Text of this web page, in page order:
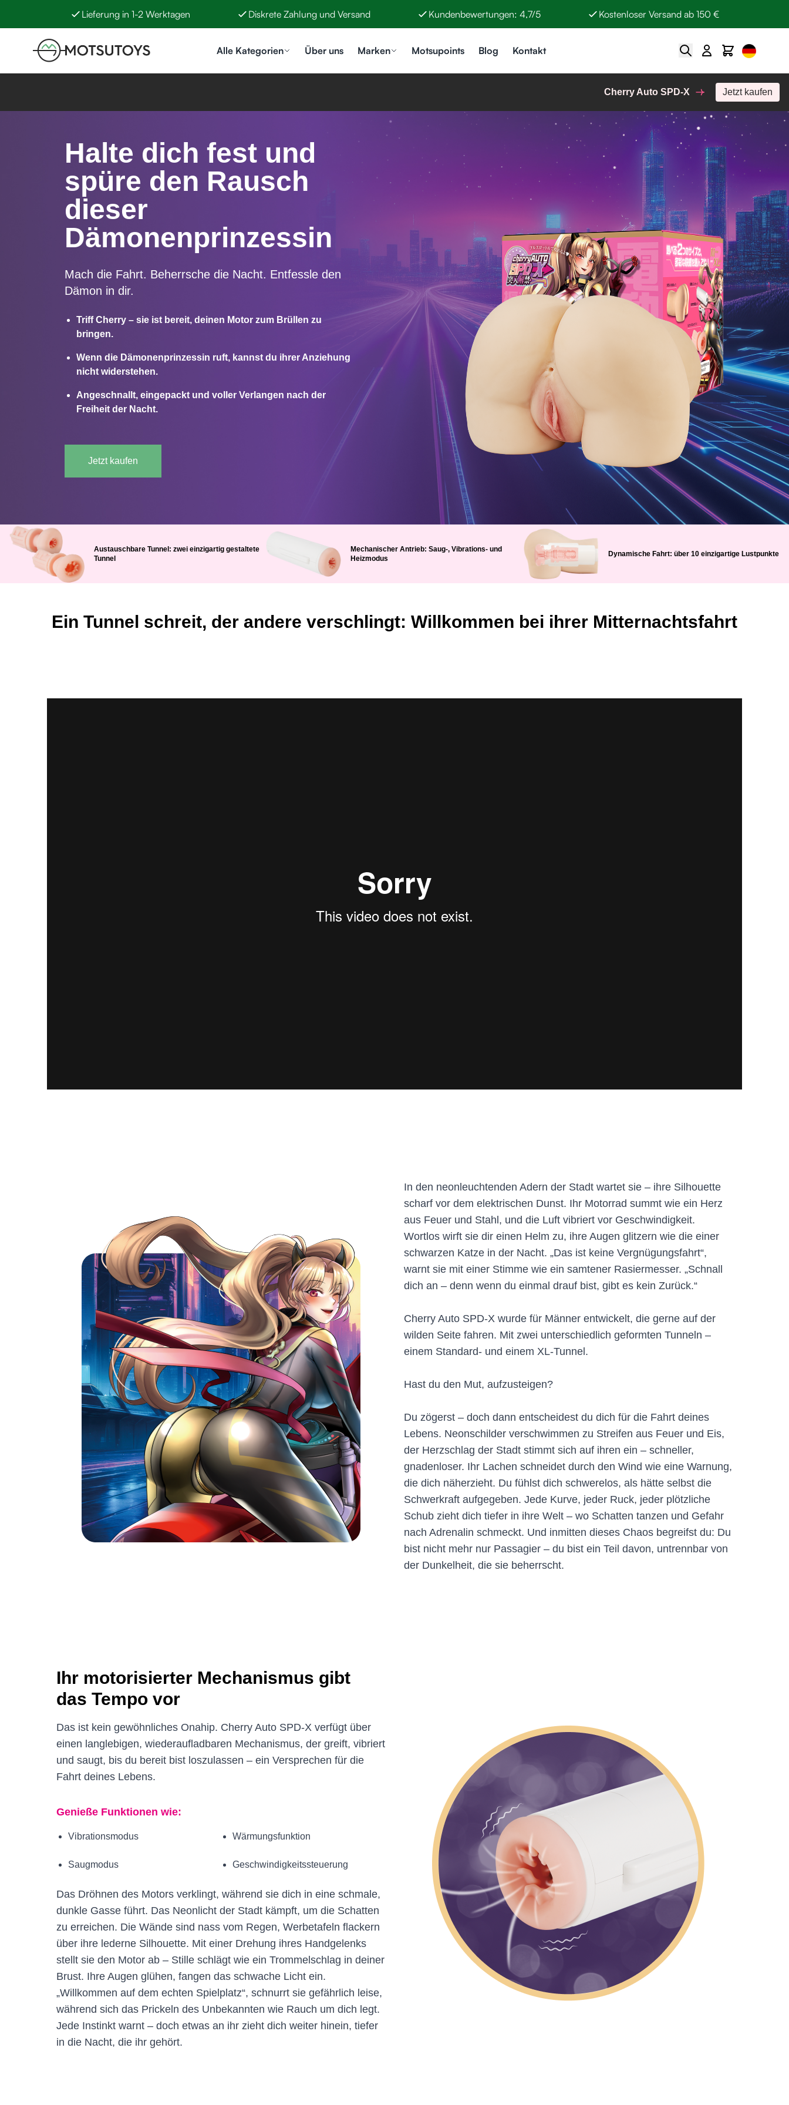
Lieferung in 1-2 Werktagen Diskrete Zahlung und Versand Kundenbewertungen: 4,7/5
Kostenloser Versand ab 150 €
Alle Kategorien
Über uns Marken Motsupoints Blog Kontakt Suche Cart Select
Cherry Auto SPD-X Jetzt kaufen
Halte dich fest und
spüre den Rausch
dieser
Dämonenprinzessin
Mach die Fahrt. Beherrsche die Nacht. Entfessle den
Dämon in dir.
Triff Cherry – sie ist bereit, deinen Motor zum Brüllen zu
bringen.
Wenn die Dämonenprinzessin ruft, kannst du ihrer Anziehung
nicht widerstehen.
Angeschnallt, eingepackt und voller Verlangen nach der
Freiheit der Nacht.
Jetzt kaufen
Austauschbare Tunnel: zwei einzigartig gestaltete
Tunnel
Mechanischer Antrieb: Saug-, Vibrations- und
Heizmodus
Dynamische Fahrt: über 10 einzigartige Lustpunkte
Ein Tunnel schreit, der andere verschlingt: Willkommen bei ihrer Mitternachtsfahrt
In den neonleuchtenden Adern der Stadt wartet sie – ihre Silhouette
scharf vor dem elektrischen Dunst. Ihr Motorrad summt wie ein Herz
aus Feuer und Stahl, und die Luft vibriert vor Geschwindigkeit.
Wortlos wirft sie dir einen Helm zu, ihre Augen glitzern wie die einer
schwarzen Katze in der Nacht. „Das ist keine Vergnügungsfahrt“,
warnt sie mit einer Stimme wie ein samtener Rasiermesser. „Schnall
dich an – denn wenn du einmal drauf bist, gibt es kein Zurück.“
Cherry Auto SPD-X wurde für Männer entwickelt, die gerne auf der
wilden Seite fahren. Mit zwei unterschiedlich geformten Tunneln –
einem Standard- und einem XL-Tunnel.
Hast du den Mut, aufzusteigen?
Du zögerst – doch dann entscheidest du dich für die Fahrt deines
Lebens. Neonschilder verschwimmen zu Streifen aus Feuer und Eis,
der Herzschlag der Stadt stimmt sich auf ihren ein – schneller,
gnadenloser. Ihr Lachen schneidet durch den Wind wie eine Warnung,
die dich näherzieht. Du fühlst dich schwerelos, als hätte selbst die
Schwerkraft aufgegeben. Jede Kurve, jeder Ruck, jeder plötzliche
Schub zieht dich tiefer in ihre Welt – wo Schatten tanzen und Gefahr
nach Adrenalin schmeckt. Und inmitten dieses Chaos begreifst du: Du
bist nicht mehr nur Passagier – du bist ein Teil davon, untrennbar von
der Dunkelheit, die sie beherrscht.
Ihr motorisierter Mechanismus gibt
das Tempo vor
Das ist kein gewöhnliches Onahip. Cherry Auto SPD-X verfügt über
einen langlebigen, wiederaufladbaren Mechanismus, der greift, vibriert
und saugt, bis du bereit bist loszulassen – ein Versprechen für die
Fahrt deines Lebens.
Genieße Funktionen wie:
Vibrationsmodus
Saugmodus
Wärmungsfunktion
Geschwindigkeitssteuerung
Das Dröhnen des Motors verklingt, während sie dich in eine schmale,
dunkle Gasse führt. Das Neonlicht der Stadt kämpft, um die Schatten
zu erreichen. Die Wände sind nass vom Regen, Werbetafeln flackern
über ihre lederne Silhouette. Mit einer Drehung ihres Handgelenks
stellt sie den Motor ab – Stille schlägt wie ein Trommelschlag in deiner
Brust. Ihre Augen glühen, fangen das schwache Licht ein.
„Willkommen auf dem echten Spielplatz“, schnurrt sie gefährlich leise,
während sich das Prickeln des Unbekannten wie Rauch um dich legt.
Jede Instinkt warnt – doch etwas an ihr zieht dich weiter hinein, tiefer
in die Nacht, die ihr gehört.